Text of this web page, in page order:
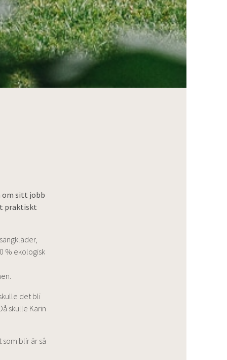
om sitt jobb
praktiskt
% ekologisk
det bli
skulle Karin
blir är så